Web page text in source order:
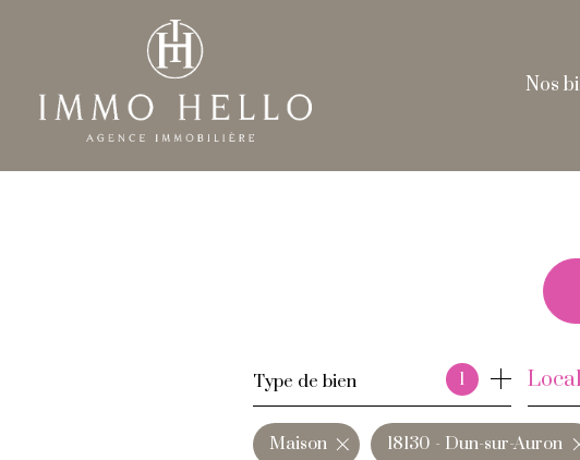
nos
Type de bien 1
Maison 18130 - Dun-sur-Auron